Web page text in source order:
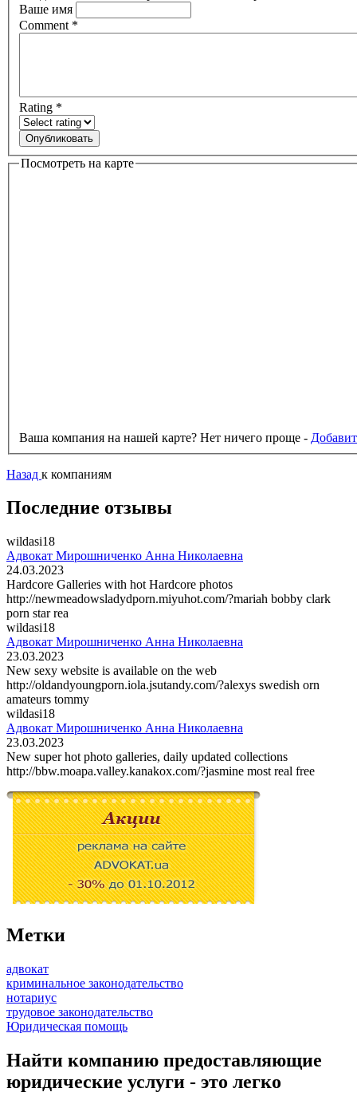
Ваше имя
Comment *
Rating *
Посмотреть на карте
Ваша компания на нашей карте? Нет ничего проще -
Назад к компаниям
Последние отзывы
wildasi18
Адвокат Мирошниченко Анна Николаевна
24.03.2023
Hardcore Galleries with hot Hardcore photos
http://newmeadowsladydporn.miyuhot.com/?mariah bobby clark
porn star rea
wildasi18
Адвокат Мирошниченко Анна Николаевна
23.03.2023
New sexy website is available on the web
http://oldandyoungporn.iola.jsutandy.com/?alexys swedish orn
amateurs tommy
wildasi18
Адвокат Мирошниченко Анна Николаевна
23.03.2023
New super hot photo galleries, daily updated collections
http://bbw.moapa.valley.kanakox.com/?jasmine most real free
Метки
адвокат
криминальное законодательство
нотариус
трудовое законодательство
Юридическая помощь
Найти компанию предоставляющие
юридические услуги - это легко